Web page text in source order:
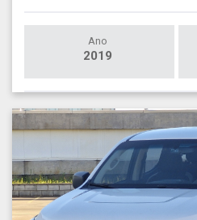
Ano
2019